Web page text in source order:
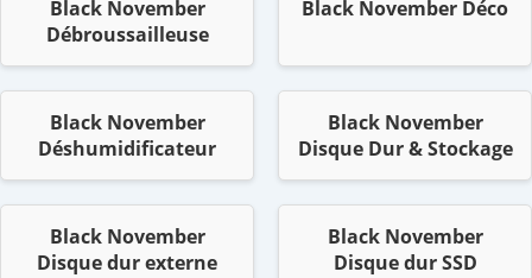
Black November
Débroussailleuse
Black November Déco
Black November
Déshumidificateur
Black November
Disque Dur & Stockage
Black November
Disque dur externe
Black November
Disque dur SSD